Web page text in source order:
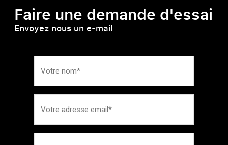
Faire une demande d'essai
Envoyez nous un e-mail